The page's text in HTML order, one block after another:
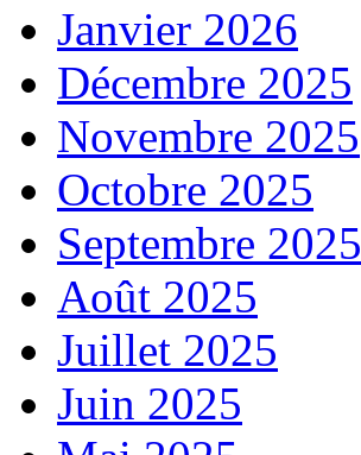
Janvier 2026
Décembre 2025
Novembre 2025
Octobre 2025
Septembre 2025
Août 2025
Juillet 2025
Juin 2025